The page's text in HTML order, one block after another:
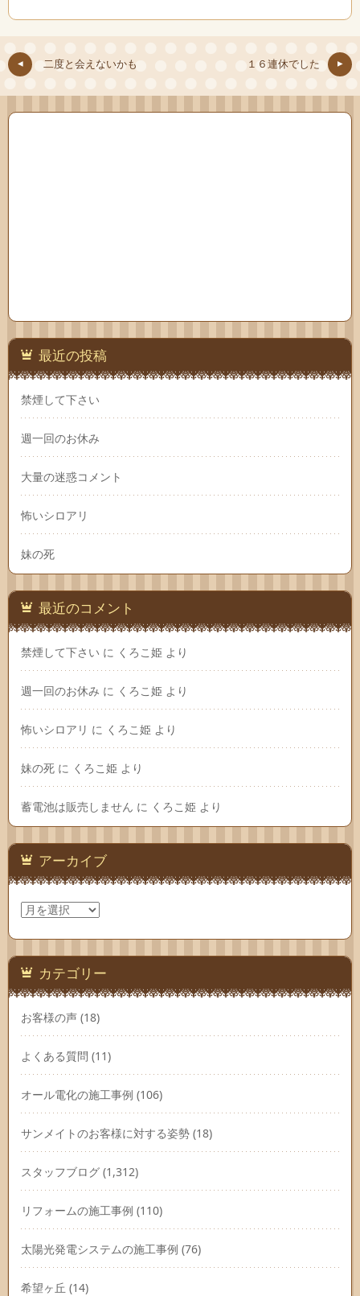
二度と会えないかも １６連休でした
最近の投稿
禁煙して下さい
週一回のお休み
大量の迷惑コメント
怖いシロアリ
妹の死
最近のコメント
禁煙して下さい に くろこ姫 より
週一回のお休み に くろこ姫 より
怖いシロアリ に くろこ姫 より
妹の死 に くろこ姫 より
蓄電池は販売しません に くろこ姫 より
アーカイブ
ア
ー
カ
イ
ブ カテゴリー
お客様の声 (18)
よくある質問 (11)
オール電化の施工事例 (106)
サンメイトのお客様に対する姿勢 (18)
スタッフブログ (1,312)
リフォームの施工事例 (110)
太陽光発電システムの施工事例 (76)
希望ヶ丘 (14)